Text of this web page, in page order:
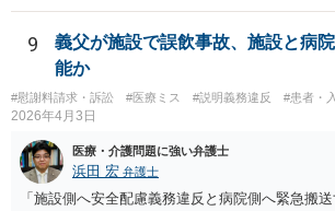
9
義父が施設で誤飲事故、施設と病
能か
#慰謝料請求・訴訟 #医療ミス #説明義務違反 #患者・
2026年4月3日
医療・介護問題に強い弁護士
浜田 宏 弁護士
「施設側へ安全配慮義務違反と病院側へ緊急搬